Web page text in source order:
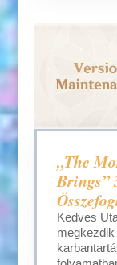
„The
Brings”
Kedves